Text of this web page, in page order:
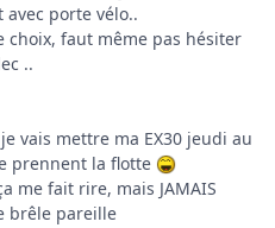
porte vélo..
choix, faut même pas hésiter
..
vais mettre ma EX30 jeudi au
prennent la flotte
me fait rire, mais JAMAIS
brêle pareille